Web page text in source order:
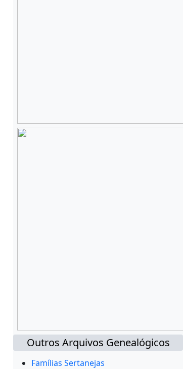
Outros Arquivos Genealógicos
Famílias Sertanejas